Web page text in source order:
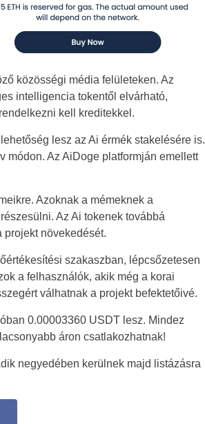
közösségi média felületeken. Az
intelligencia tokentől elvárható,
kell kreditekkel.
lesz az Ai érmék stakelésére is.
módon. Az AiDoge platformján emellett
Azoknak a mémeknek a
Az Ai tokenek továbbá
projekt növekedését.
szakaszban, lépcsőzetesen
a felhasználók, akik még a korai
válhatnak a projekt befektetőivé.
0.00003360 USDT lesz. Mindez
áron csatlakozhatnak!
negyedében kerülnek majd listázásra